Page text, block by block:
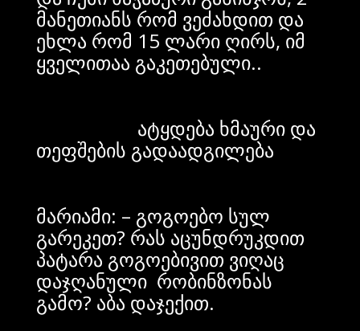
მანეთიანს რომ ვეძახდით და
ეხლა რომ 15 ლარი ღირს, იმ
ყველითაა გაკეთებული..
ატყდება ხმაური და
თეფშების გადაადგილება
მარიამი: – გოგოებო სულ
გარეკეთ? რას აცუნდრუკდით
პატარა გოგოებივით ვიღაც
დაჯღანული რობინზონას
გამო? აბა დაჯექით.